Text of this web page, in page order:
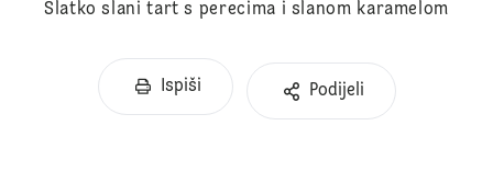
Slatko slani tart s perecima i slanom karamelom
Ispiši Podijeli